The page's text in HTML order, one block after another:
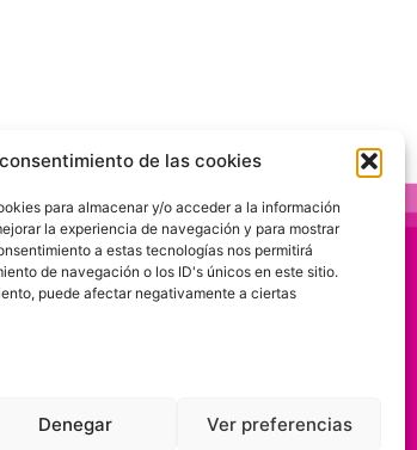
de las cookies
para almacenar y/o acceder a la información
la experiencia de navegación y para mostrar
a estas tecnologías nos permitirá
de navegación o los ID's únicos en este sitio.
puede afectar negativamente a ciertas
Denegar Ver preferencias